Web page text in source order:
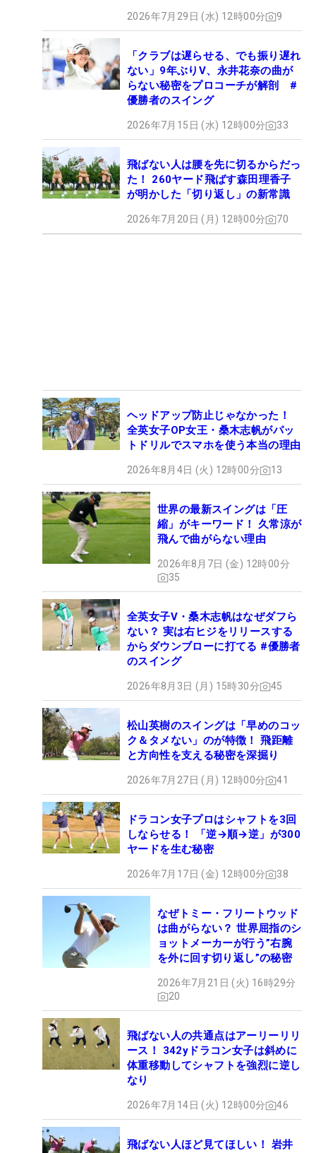
2026年7月29日 (水) 12時00分 9
「クラブは遅らせる、でも振り遅れ
ない」9年ぶりV、永井花奈の曲が
らない秘密をプロコーチが解剖 #
優勝者のスイング
2026年7月15日 (水) 12時00分 33
飛ばない人は腰を先に切るからだっ
た！ 260ヤード飛ばす森田理香子
が明かした「切り返し」の新常識
2026年7月20日 (月) 12時00分 70
ヘッドアップ防止じゃなかった！
全英女子OP女王・桑木志帆がパッ
トドリルでスマホを使う本当の理由
2026年8月4日 (火) 12時00分 13
世界の最新スイングは「圧
縮」がキーワード！ 久常涼が
飛んで曲がらない理由
2026年8月7日 (金) 12時00分
35
全英女子V・桑木志帆はなぜダフら
ない？ 実は右ヒジをリリースする
からダウンブローに打てる #優勝者
のスイング
2026年8月3日 (月) 15時30分 45
松山英樹のスイングは「早めのコッ
ク＆タメない」のが特徴！ 飛距離
と方向性を支える秘密を深掘り
2026年7月27日 (月) 12時00分 41
ドラコン女子プロはシャフトを3回
しならせる！ 「逆→順→逆」が300
ヤードを生む秘密
2026年7月17日 (金) 12時00分 38
なぜトミー・フリートウッド
は曲がらない？ 世界屈指のシ
ョットメーカーが行う”右腕
を外に回す切り返し”の秘密
2026年7月21日 (火) 16時29分
20
飛ばない人の共通点はアーリーリリ
ース！ 342yドラコン女子は斜めに
体重移動してシャフトを強烈に逆し
なり
2026年7月14日 (火) 12時00分 46
飛ばない人ほど見てほしい！ 岩井